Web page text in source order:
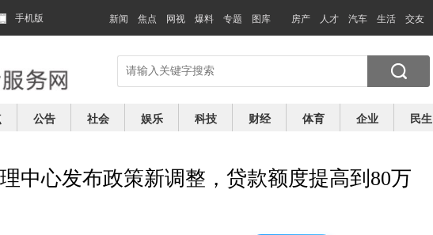
手机版 新闻 焦点 网视 爆料 专题 图库 房产 人才 汽车 生活 交友
公告 社会 娱乐 科技 财经 体育 企业 民生
中心发布政策新调整，贷款额度提高到80万